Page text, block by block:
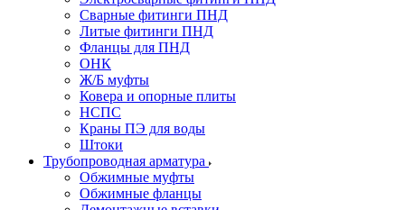
Сварные фитинги ПНД
Литые фитинги ПНД
Фланцы для ПНД
ОНК
Ж/Б муфты
Ковера и опорные плиты
НСПС
Краны ПЭ для воды
Штоки
Трубопроводная арматура
Обжимные муфты
Обжимные фланцы